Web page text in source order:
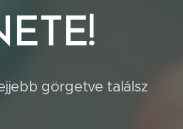
görgetve találsz